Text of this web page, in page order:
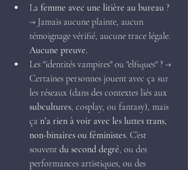
La femme avec une litière au bureau ?
→ Jamais aucune plainte, aucun
témoignage vérifié, aucune trace légale.
Aucune preuve.
Les "identités vampires" ou "elfiques" ? →
Certaines personnes jouent avec ça sur
les réseaux (dans des contextes liés aux
subcultures, cosplay, ou fantasy), mais
ça n’a rien à voir avec les luttes trans,
non-binaires ou féministes. C’est
souvent du second degré, ou des
performances artistiques, ou des